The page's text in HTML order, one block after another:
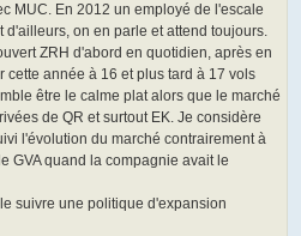
MUC. En 2012 un employé de l'escale
on en parle et attend toujours.
ZRH d'abord en quotidien, après en
année à 16 et plus tard à 17 vols
être le calme plat alors que le marché
de QR et surtout EK. Je considère
l'évolution du marché contrairement à
GVA quand la compagnie avait le
suivre une politique d'expansion